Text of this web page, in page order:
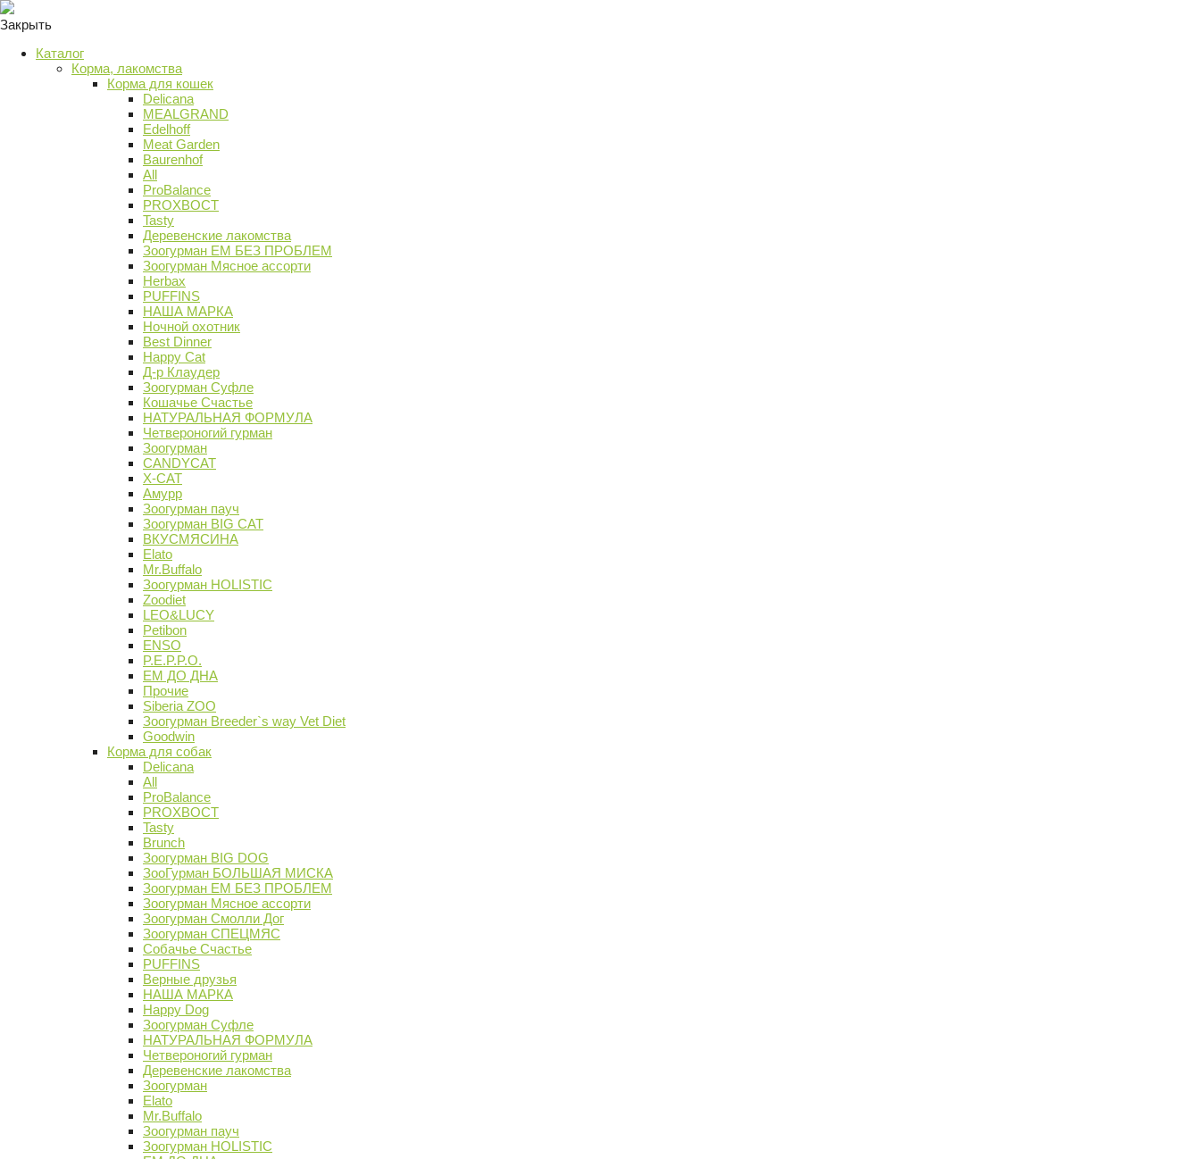
Закрыть
Каталог
Корма, лакомства
Корма для кошек
Delicana
MEALGRAND
Edelhoff
Meat Garden
Baurenhof
All
ProBalance
PROХВОСТ
Tasty
Деревенские лакомства
Зоогурман ЕМ БЕЗ ПРОБЛЕМ
Зоогурман Мясное ассорти
Herbax
PUFFINS
НАША МАРКА
Ночной охотник
Best Dinner
Happy Cat
Д-р Клаудер
Зоогурман Суфле
Кошачье Счастье
НАТУРАЛЬНАЯ ФОРМУЛА
Четвероногий гурман
Зоогурман
CANDYCAT
X-CAT
Амурр
Зоогурман пауч
Зоогурман BIG CAT
ВКУСМЯСИНА
Elato
Mr.Buffalo
Зоогурман HOLISTIC
Zoodiet
LEO&LUCY
Petibon
ENSO
P.E.P.P.O.
ЕМ ДО ДНА
Прочие
Siberia ZOO
Зоогурман Breeder`s way Vet Diet
Goodwin
Корма для собак
Delicana
All
ProBalance
PROХВОСТ
Tasty
Brunch
Зоогурман BIG DOG
ЗооГурман БОЛЬШАЯ МИСКА
Зоогурман ЕМ БЕЗ ПРОБЛЕМ
Зоогурман Мясное ассорти
Зоогурман Смолли Дог
Зоогурман СПЕЦМЯС
Собачье Счастье
PUFFINS
Верные друзья
НАША МАРКА
Happy Dog
Зоогурман Суфле
НАТУРАЛЬНАЯ ФОРМУЛА
Четвероногий гурман
Деревенские лакомства
Зоогурман
Elato
Mr.Buffalo
Зоогурман пауч
Зоогурман HOLISTIC